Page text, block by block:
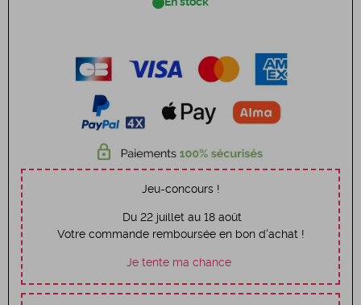
Jeu-concours !
Du 22 juillet au 18 août
Votre commande remboursée en bon d'achat !
Je tente ma chance